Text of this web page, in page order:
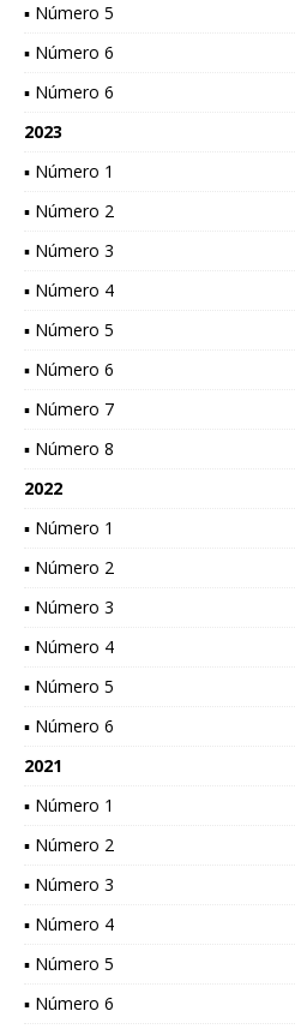
▪ Número 5
▪ Número 6
▪ Número 6
2023
▪ Número 1
▪ Número 2
▪ Número 3
▪ Número 4
▪ Número 5
▪ Número 6
▪ Número 7
▪ Número 8
2022
▪ Número 1
▪ Número 2
▪ Número 3
▪ Número 4
▪ Número 5
▪ Número 6
2021
▪ Número 1
▪ Número 2
▪ Número 3
▪ Número 4
▪ Número 5
▪ Número 6